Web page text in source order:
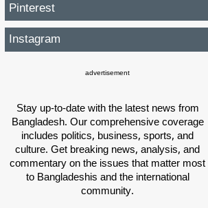
Pinterest
Instagram
advertisement
Stay up-to-date with the latest news from
Bangladesh. Our comprehensive coverage
includes politics, business, sports, and
culture. Get breaking news, analysis, and
commentary on the issues that matter most
to Bangladeshis and the international
community.